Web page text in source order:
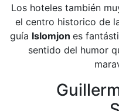
Los hoteles también
el centro historico de
guía Islomjon es
sentido del humor